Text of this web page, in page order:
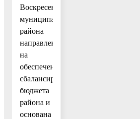
Воскресенского
муниципального
района
направлена
на
обеспечение
сбалансированности
бюджета
района и
основана